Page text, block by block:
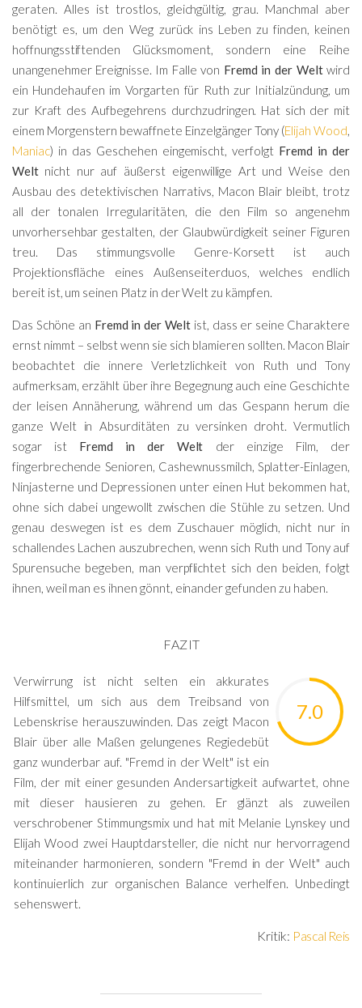
geraten. Alles ist trostlos, gleichgültig, grau. Manchmal aber
benötigt es, um den Weg zurück ins Leben zu finden, keinen
hoffnungsstiftenden Glücksmoment, sondern eine Reihe
unangenehmer Ereignisse. Im Falle von Fremd in der Weltwird
ein Hundehaufen im Vorgarten für Ruth zur Initialzündung, um
zur Kraft des Aufbegehrens durchzudringen. Hat sich der mit
einem Morgenstern bewaffnete Einzelgänger Tony (Elijah Wood
Maniac) in das Geschehen eingemischt, verfolgt Fremd in der
Weltnicht nur auf äußerst eigenwillige Art und Weise den
Ausbau des detektivischen Narrativs, Macon Blair bleibt, trotz
all der tonalen Irregularitäten, die den Film so angenehm
unvorhersehbar gestalten, der Glaubwürdigkeit seiner Figuren
treu. Das stimmungsvolle Genre-Korsett ist auch
Projektionsfläche eines Außenseiterduos, welches endlich
bereit ist, um seinen Platz in der Welt zu kämpfen.
Das Schöne an Fremd in der Welt ist, dass er seine Charaktere
ernst nimmt – selbst wenn sie sich blamieren sollten. Macon Blair
beobachtet die innere Verletzlichkeit von Ruth und Tony
aufmerksam, erzählt über ihre Begegnung auch eine Geschichte
der leisen Annäherung, während um das Gespann herum die
ganze Welt in Absurditäten zu versinken droht. Vermutlich
sogar ist Fremd in der Welt der einzige Film, der
fingerbrechende Senioren, Cashewnussmilch, Splatter-Einlagen,
Ninjasterne und Depressionen unter einen Hut bekommen hat,
ohne sich dabei ungewollt zwischen die Stühle zu setzen. Und
genau deswegen ist es dem Zuschauer möglich, nicht nur in
schallendes Lachen auszubrechen, wenn sich Ruth und Tony auf
Spurensuche begeben, man verpflichtet sich den beiden, folgt
ihnen, weil man es ihnen gönnt, einander gefunden zu haben.
FAZIT
7.0
Verwirrung ist nicht selten ein akkurates
Hilfsmittel, um sich aus dem Treibsand von
Lebenskrise herauszuwinden. Das zeigt Macon
Blair über alle Maßen gelungenes Regiedebüt
ganz wunderbar auf. "Fremd in der Welt" ist ein
Film, der mit einer gesunden Andersartigkeit aufwartet, ohne
mit dieser hausieren zu gehen. Er glänzt als zuweilen
verschrobener Stimmungsmix und hat mit Melanie Lynskey und
Elijah Wood zwei Hauptdarsteller, die nicht nur hervorragend
miteinander harmonieren, sondern "Fremd in der Welt" auch
kontinuierlich zur organischen Balance verhelfen. Unbedingt
sehenswert.
Kritik: Pascal Reis